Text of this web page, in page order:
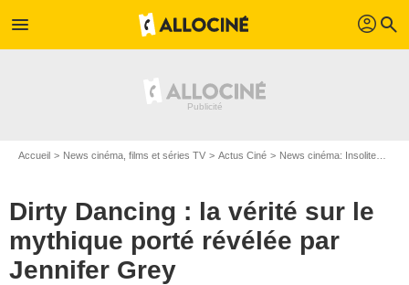
menu profil search
Accueil News cinéma, films et séries TV Actus Ciné News cinéma: Insolite
Dirty Dancing : la vérité sur le
mythique porté révélée par
Jennifer Grey